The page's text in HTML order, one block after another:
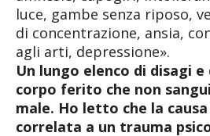
luce, gambe senza riposo,
di concentrazione, ansia,
agli arti, depressione».
Un lungo elenco di disagi
corpo ferito che non
male. Ho letto che la
correlata a un trauma